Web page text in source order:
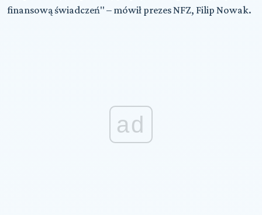
finansową świadczeń" – mówił prezes NFZ, Filip Nowak.
ad